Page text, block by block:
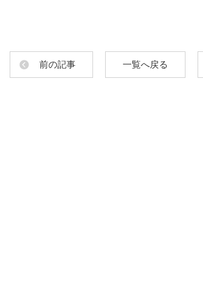
前の記事 一覧へ戻る